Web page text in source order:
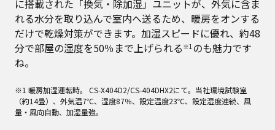
に搭載された「換気・除加湿」ユニットが、外気に含ま
れる水分を取り込んで室内へ送るため、暖房をオンする
だけで乾燥対策ができます。加湿スピードに優れ、約48
分で部屋の湿度を50％まで上げられる ※1 のも魅力です
ね。
※1 暖房加湿運転時。 CS-X404D2/CS-404DHX2にて。当社環境試験室
（約14畳）、外気温7℃、湿度87％、設定温度23℃、設定湿度連続、風
量・風向自動、加湿量強。